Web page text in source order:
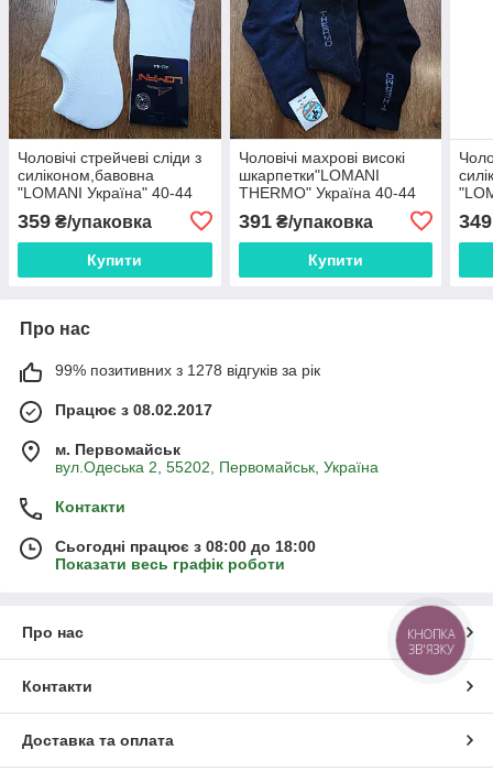
Чоловічі стрейчеві сліди з
силіконом,бавовна
"LOMANI Україна" 40-44
359 ₴/упаковка
Купити
Чоловічі махрові високі
шкарпетки"LOMANI
THERMO" Україна 40-44
391₴/упаковка
Купити
349
Про нас
99% позитивних з 1278 відгуків за рік
Працює з 08.02.2017
м. Первомайськ
вул.Одеська 2, 55202, Первомайськ, Україна
Контакти
Сьогодні працює з 08:00 до 18:00
Показати весь графік роботи
Про нас
Контакти
Доставка та оплата
КНОПКА
ЗВ'ЯЗКУ